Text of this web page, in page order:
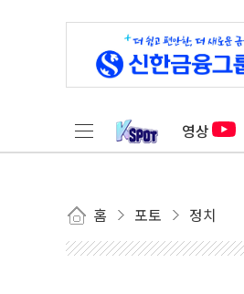
영상
홈 포토 정치